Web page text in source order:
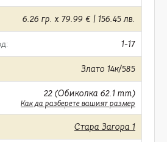
6.26 гр. x 79.99 € | 156.45 лв.
1-17
Злато 14к/585
22 (Обиколка 62.1 mm)
Как да разберете вашият размер
Стара Загора 1